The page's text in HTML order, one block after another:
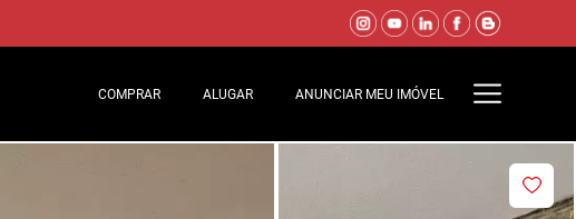
COMPRAR ALUGAR ANUNCIAR MEU IMÓVEL